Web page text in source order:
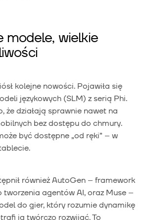
modele, wielkie
kolejne nowości. Pojawiła się
językowych (SLM) z serią Phi.
że działają sprawnie nawet na
bez dostępu do chmury.
być dostępne „od ręki” – w
również AutoGen – framework
agentów AI, oraz Muse –
do gier, który rozumie dynamikę
ją twórczo rozwijać. To